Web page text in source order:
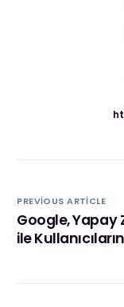
PREVIOUS ARTICLE
Google, Yapay
ile